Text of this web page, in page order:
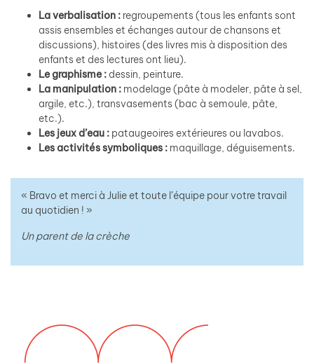
La verbalisation : regroupements (tous les enfants sont
assis ensembles et échanges autour de chansons et
discussions), histoires (des livres mis à disposition des
enfants et des lectures ont lieu).
Le graphisme : dessin, peinture.
La manipulation : modelage (pâte à modeler, pâte à sel,
argile, etc.), transvasements (bac à semoule, pâte,
etc.).
Les jeux d’eau : pataugeoires extérieures ou lavabos.
Les activités symboliques : maquillage, déguisements.
« Bravo et merci à Julie et toute l’équipe pour votre travail
au quotidien ! »
Un parent de la crèche